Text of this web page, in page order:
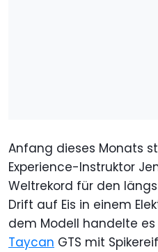
Anfang dieses Monats
Experience-Instruktor
Weltrekord für den
Drift auf Eis in einem
dem Modell handelte
Taycan GTS mit